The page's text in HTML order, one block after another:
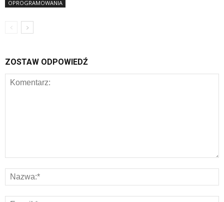
OPROGRAMOWANIA
ZOSTAW ODPOWIEDŹ